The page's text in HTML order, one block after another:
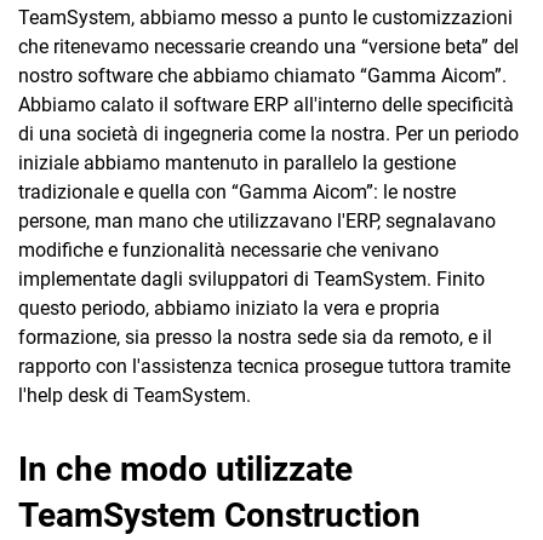
TeamSystem, abbiamo messo a punto le customizzazioni
che ritenevamo necessarie creando una “versione beta” del
nostro software che abbiamo chiamato “Gamma Aicom”.
Abbiamo calato il software ERP all'interno delle specificità
di una società di ingegneria come la nostra. Per un periodo
iniziale abbiamo mantenuto in parallelo la gestione
tradizionale e quella con “Gamma Aicom”: le nostre
persone, man mano che utilizzavano l'ERP, segnalavano
modifiche e funzionalità necessarie che venivano
implementate dagli sviluppatori di TeamSystem. Finito
questo periodo, abbiamo iniziato la vera e propria
formazione, sia presso la nostra sede sia da remoto, e il
rapporto con l'assistenza tecnica prosegue tuttora tramite
l'help desk di TeamSystem.
In che modo utilizzate
TeamSystem Construction